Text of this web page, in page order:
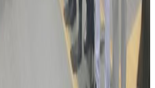
दुई नेपालीको मृत्यु, दुई